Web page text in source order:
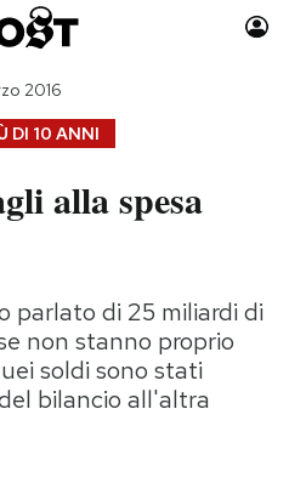
Auto
Moda
Storie/Idee
Ok Boomer!
Media
Europa
DI 10 ANNI
2016
alla spesa
parlato di 25 miliardi di
non stanno proprio
soldi sono stati
bilancio all'altra